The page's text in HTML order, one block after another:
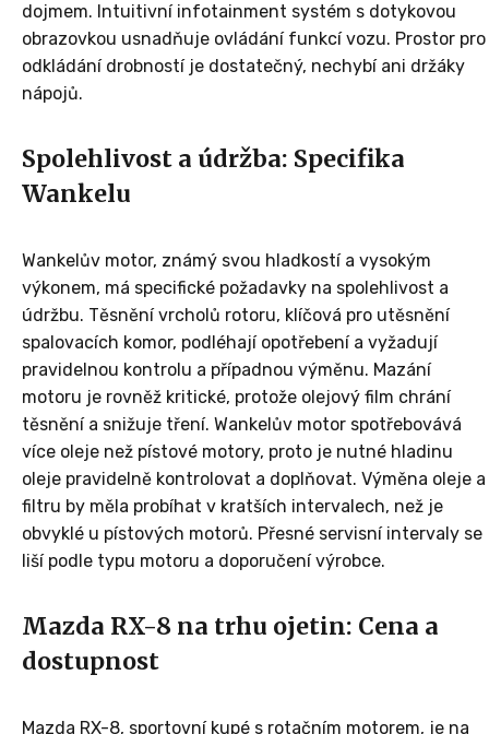
dojmem. Intuitivní infotainment systém s dotykovou
obrazovkou usnadňuje ovládání funkcí vozu. Prostor pro
odkládání drobností je dostatečný, nechybí ani držáky
nápojů.
Spolehlivost a údržba: Specifika
Wankelu
Wankelův motor, známý svou hladkostí a vysokým
výkonem, má specifické požadavky na spolehlivost a
údržbu. Těsnění vrcholů rotoru, klíčová pro utěsnění
spalovacích komor, podléhají opotřebení a vyžadují
pravidelnou kontrolu a případnou výměnu. Mazání
motoru je rovněž kritické, protože olejový film chrání
těsnění a snižuje tření. Wankelův motor spotřebovává
více oleje než pístové motory, proto je nutné hladinu
oleje pravidelně kontrolovat a doplňovat. Výměna oleje a
filtru by měla probíhat v kratších intervalech, než je
obvyklé u pístových motorů. Přesné servisní intervaly se
liší podle typu motoru a doporučení výrobce.
Mazda RX-8 na trhu ojetin: Cena a
dostupnost
Mazda RX-8, sportovní kupé s rotačním motorem, je na